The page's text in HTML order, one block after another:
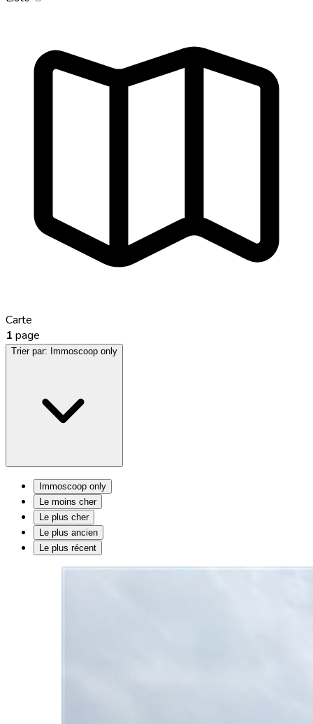
Carte
1 page
Trier par: Immoscoop only
Immoscoop only
Le moins cher
Le plus cher
Le plus ancien
Le plus récent